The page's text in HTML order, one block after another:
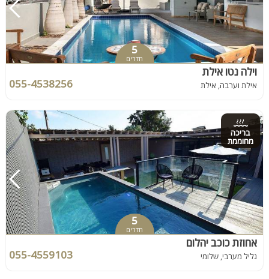
5
חדרים
וילה נטו אילת
אילת וערבה, אילת 055-4538256
בריכה
מחוממת
5
חדרים
אחוזת כוכב יהלום
גליל מערבי, שלומי 055-4559103